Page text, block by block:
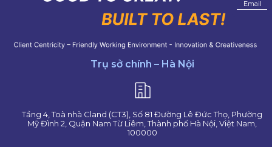
Email
Trụ sở chính – Hà Nội
Tầng 4, Toà nhà Cland (CT3), Số 81 Đường Lê Đức Thọ, Phường
Mỹ Đình 2, Quận Nam Từ Liêm, Thành phố Hà Nội, Việt Nam,
100000